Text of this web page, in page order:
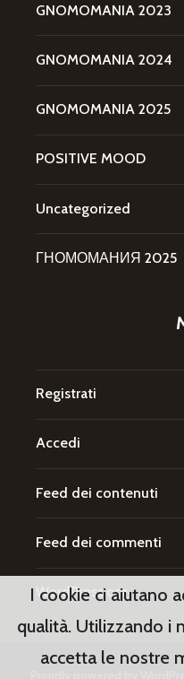
GNOMOMANIA 2023
GNOMOMANIA 2024
GNOMOMANIA 2025
POSITIVE MOOD
Uncategorized
ГНОМОМАНИЯ 2025
Registrati
Accedi
Feed dei contenuti
Feed dei commenti
WordPress.org
I cookie ci aiutano
qualità. Utilizzando i
accetta le nostre